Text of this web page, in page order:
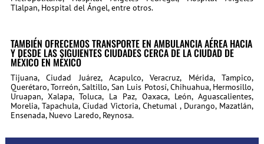
Tlalpan, Hospital del Ángel, entre otros.
TAMBIÉN OFRECEMOS TRANSPORTE EN AMBULANCIA AÉREA HACIA
Y DESDE LAS SIGUIENTES CIUDADES CERCA DE LA CIUDAD DE
MÉXICO EN MÉXICO
Tijuana, Ciudad Juárez, Acapulco, Veracruz, Mérida, Tampico,
Querétaro, Torreón, Saltillo, San Luis Potosí, Chihuahua, Hermosillo,
Uruapan, Xalapa, Toluca, La Paz, Oaxaca, León, Aguascalientes,
Morelia, Tapachula, Ciudad Victoria, Chetumal , Durango, Mazatlán,
Ensenada, Nuevo Laredo, Reynosa.